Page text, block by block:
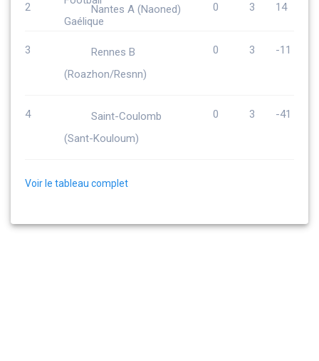
2 Nantes A (Naoned) 0 3 14
3
Rennes B
(Roazhon/Resnn)
0 3 -11
4
Saint-Coulomb
(Sant-Kouloum)
0 3 -41
Voir le tableau complet